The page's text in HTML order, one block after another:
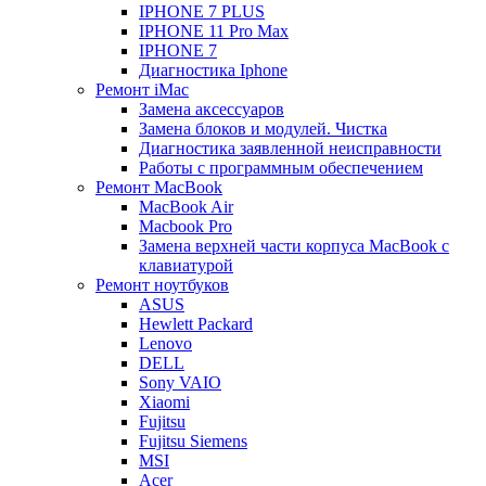
IPHONE 7 PLUS
IPHONE 11 Pro Max
IPHONE 7
Диагностика Iphone
Ремонт iMac
Замена аксессуаров
Замена блоков и модулей. Чистка
Диагностика заявленной неисправности
Работы с программным обеспечением
Ремонт MacBook
MacBook Air
Macbook Pro
Замена верхней части корпуса MacBook с
клавиатурой
Ремонт ноутбуков
ASUS
Hewlett Packard
Lenovo
DELL
Sony VAIO
Xiaomi
Fujitsu
Fujitsu Siemens
MSI
Acer